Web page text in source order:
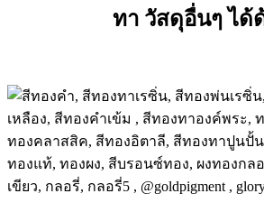
ทา วัสดุอื่นๆ ได้